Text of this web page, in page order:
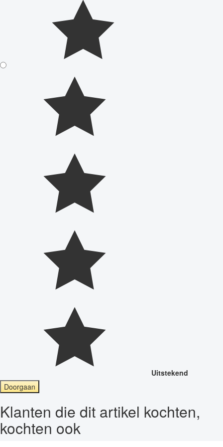
Uitstekend
Doorgaan
Klanten die dit artikel kochten,
kochten ook